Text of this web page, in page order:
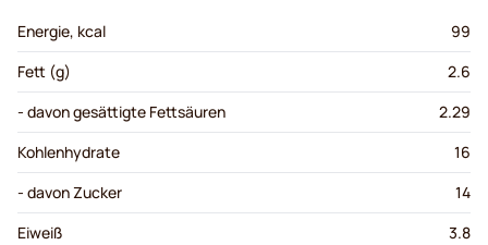
Energie, kcal
99
Fett (g)
2.6
- davon gesättigte Fettsäuren
2.29
Kohlenhydrate
16
- davon Zucker
14
Eiweiß
3.8